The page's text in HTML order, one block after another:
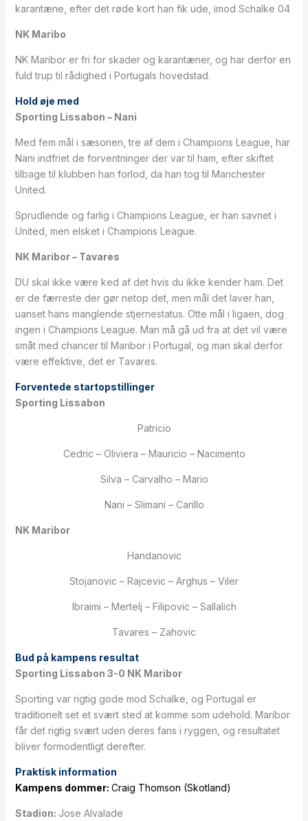
karantæne, efter det røde kort han fik ude, imod Schalke 04
NK Maribo
NK Maribor er fri for skader og karantæner, og har derfor en
fuld trup til rådighed i Portugals hovedstad.
Hold øje med
Sporting Lissabon – Nani
Med fem mål i sæsonen, tre af dem i Champions League, har
Nani indfriet de forventninger der var til ham, efter skiftet
tilbage til klubben han forlod, da han tog til Manchester
United.
Sprudlende og farlig i Champions League, er han savnet i
United, men elsket i Champions League.
NK Maribor – Tavares
DU skal ikke være ked af det hvis du ikke kender ham. Det
er de færreste der gør netop det, men mål det laver han,
uanset hans manglende stjernestatus. Otte mål i ligaen, dog
ingen i Champions League. Man må gå ud fra at det vil være
småt med chancer til Maribor i Portugal, og man skal derfor
være effektive, det er Tavares.
Forventede startopstillinger
Sporting Lissabon
Patricio
Cedric – Oliviera – Mauricio – Nacimento
Silva – Carvalho – Mario
Nani – Slimani – Carillo
NK Maribor
Handanovic
Stojanovic – Rajcevic – Arghus – Viler
Ibraimi – Mertelj – Filipovic – Sallalich
Tavares – Zahovic
Bud på kampens resultat
Sporting Lissabon 3-0 NK Maribor
Sporting var rigtig gode mod Schalke, og Portugal er
traditionelt set et svært sted at komme som udehold. Maribor
får det rigtig svært uden deres fans i ryggen, og resultatet
bliver formodentligt derefter.
Praktisk information
Kampens dommer: Craig Thomson (Skotland)
Stadion: Jose Alvalade